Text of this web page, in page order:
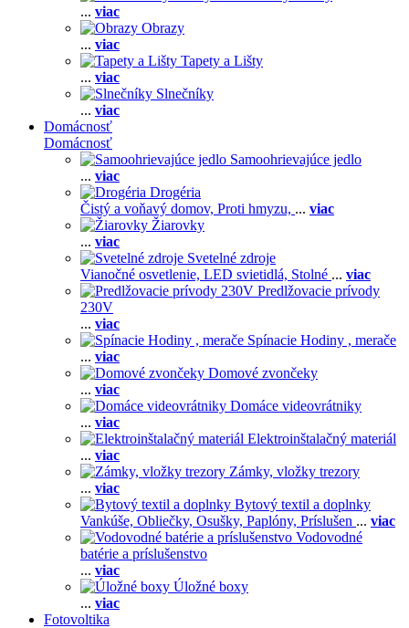
... viac
Obrazy
... viac
Tapety a Lišty
... viac
Slnečníky
... viac
Domácnosť
Domácnosť
Samoohrievajúce jedlo
... viac
Drogéria
Čistý a voňavý domov, Proti hmyzu, ... viac
Žiarovky
... viac
Svetelné zdroje
Vianočné osvetlenie, LED svietidlá, Stolné ... viac
Predlžovacie prívody
230V
... viac
Spínacie Hodiny , merače
... viac
Domové zvončeky
... viac
Domáce videovrátniky
... viac
Elektroinštalačný materiál
... viac
Zámky, vložky trezory
... viac
Bytový textil a doplnky
Vankúše, Obliečky, Osušky, Paplóny, Príslušen ... viac
Vodovodné
batérie a príslušenstvo
... viac
Úložné boxy
... viac
Fotovoltika